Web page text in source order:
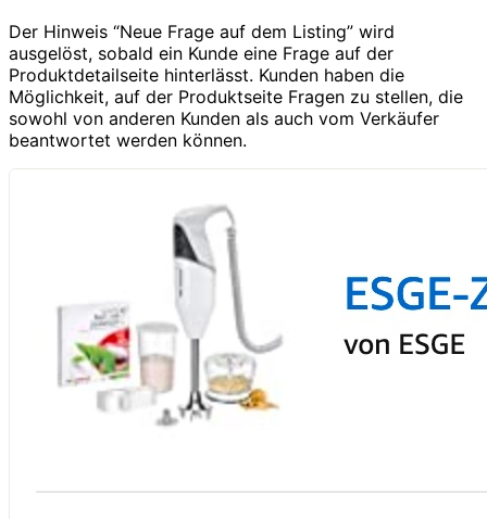
Der Hinweis “Neue Frage auf dem Listing” wird
ausgelöst, sobald ein Kunde eine Frage auf der
Produktdetailseite hinterlässt. Kunden haben die
Möglichkeit, auf der Produktseite Fragen zu stellen, die
sowohl von anderen Kunden als auch vom Verkäufer
beantwortet werden können.